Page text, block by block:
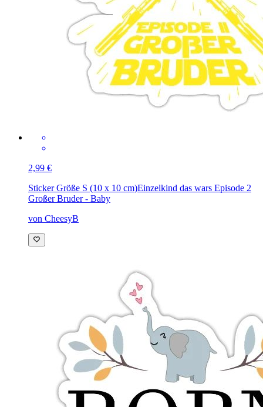
2,99 €
Sticker Größe S (10 x 10 cm)Einzelkind das wars Episode 2
Großer Bruder - Baby
von CheesyB